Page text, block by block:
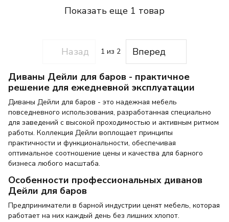
Показать еще 1 товар
Назад 1 из 2 Вперед
Диваны Дейли для баров - практичное
решение для ежедневной эксплуатации
Диваны Дейли для баров - это надежная мебель
повседневного использования, разработанная специально
для заведений с высокой проходимостью и активным ритмом
работы. Коллекция Дейли воплощает принципы
практичности и функциональности, обеспечивая
оптимальное соотношение цены и качества для барного
бизнеса любого масштаба.
Особенности профессиональных диванов
Дейли для баров
Предприниматели в барной индустрии ценят мебель, которая
работает на них каждый день без лишних хлопот.